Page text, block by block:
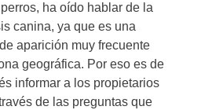
ha oído hablar de la
canina, ya que es una
aparición muy frecuente
geográfica. Por eso es de
informar a los propietarios
de las preguntas que